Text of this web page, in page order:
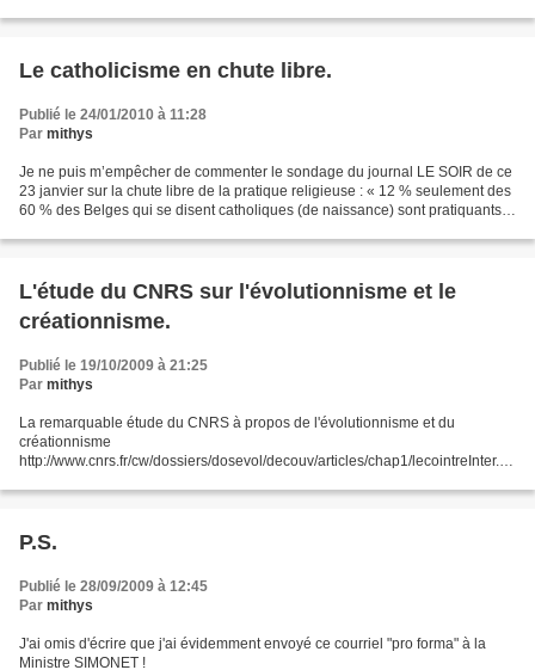
Le catholicisme en chute libre.
Publié le 24/01/2010 à 11:28
Par mithys
Je ne puis m’empêcher de commenter le sondage du journal LE SOIR de ce
23 janvier sur la chute libre de la pratique religieuse : « 12 % seulement des
60 % des Belges qui se disent catholiques (de naissance) sont pratiquants
L'étude du CNRS sur l'évolutionnisme et le
créationnisme.
Publié le 19/10/2009 à 21:25
Par mithys
La remarquable étude du CNRS à propos de l'évolutionnisme et du
créationnisme
http://www.cnrs.fr/cw/dossiers/dosevol/decouv/articles/chap1/lecointreInter.ht
créationnistes sont...
P.S.
Publié le 28/09/2009 à 12:45
Par mithys
J'ai omis d'écrire que j'ai évidemment envoyé ce courriel "pro forma" à la
Ministre SIMONET !